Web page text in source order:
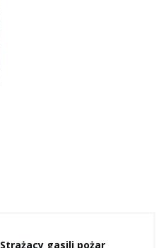
Strażacy gasili pożar